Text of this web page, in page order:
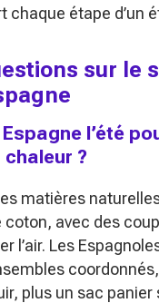
chaque étape d’un
sur le
l’été
?
matières
coton, avec des
l’air. Les
plus un sac